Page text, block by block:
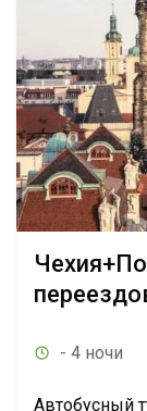
- 4 ночи
Автобусный